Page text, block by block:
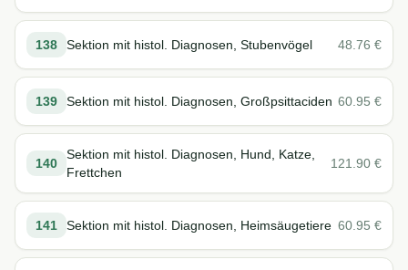
138 Sektion mit histol. Diagnosen, Stubenvögel 48.76 €
139 Sektion mit histol. Diagnosen, Großpsittaciden 60.95 €
140
Sektion mit histol. Diagnosen, Hund, Katze,
Frettchen
121.90 €
141 Sektion mit histol. Diagnosen, Heimsäugetiere 60.95 €